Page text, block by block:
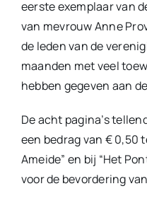
eerste exemplaar van
van mevrouw Anne
de leden van de
maanden met veel
hebben gegeven aan
De acht pagina’s
een bedrag van € 0,50
Ameide” en bij “Het
voor de bevordering